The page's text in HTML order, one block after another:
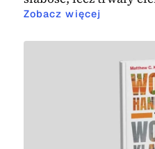
Zobacz więcej